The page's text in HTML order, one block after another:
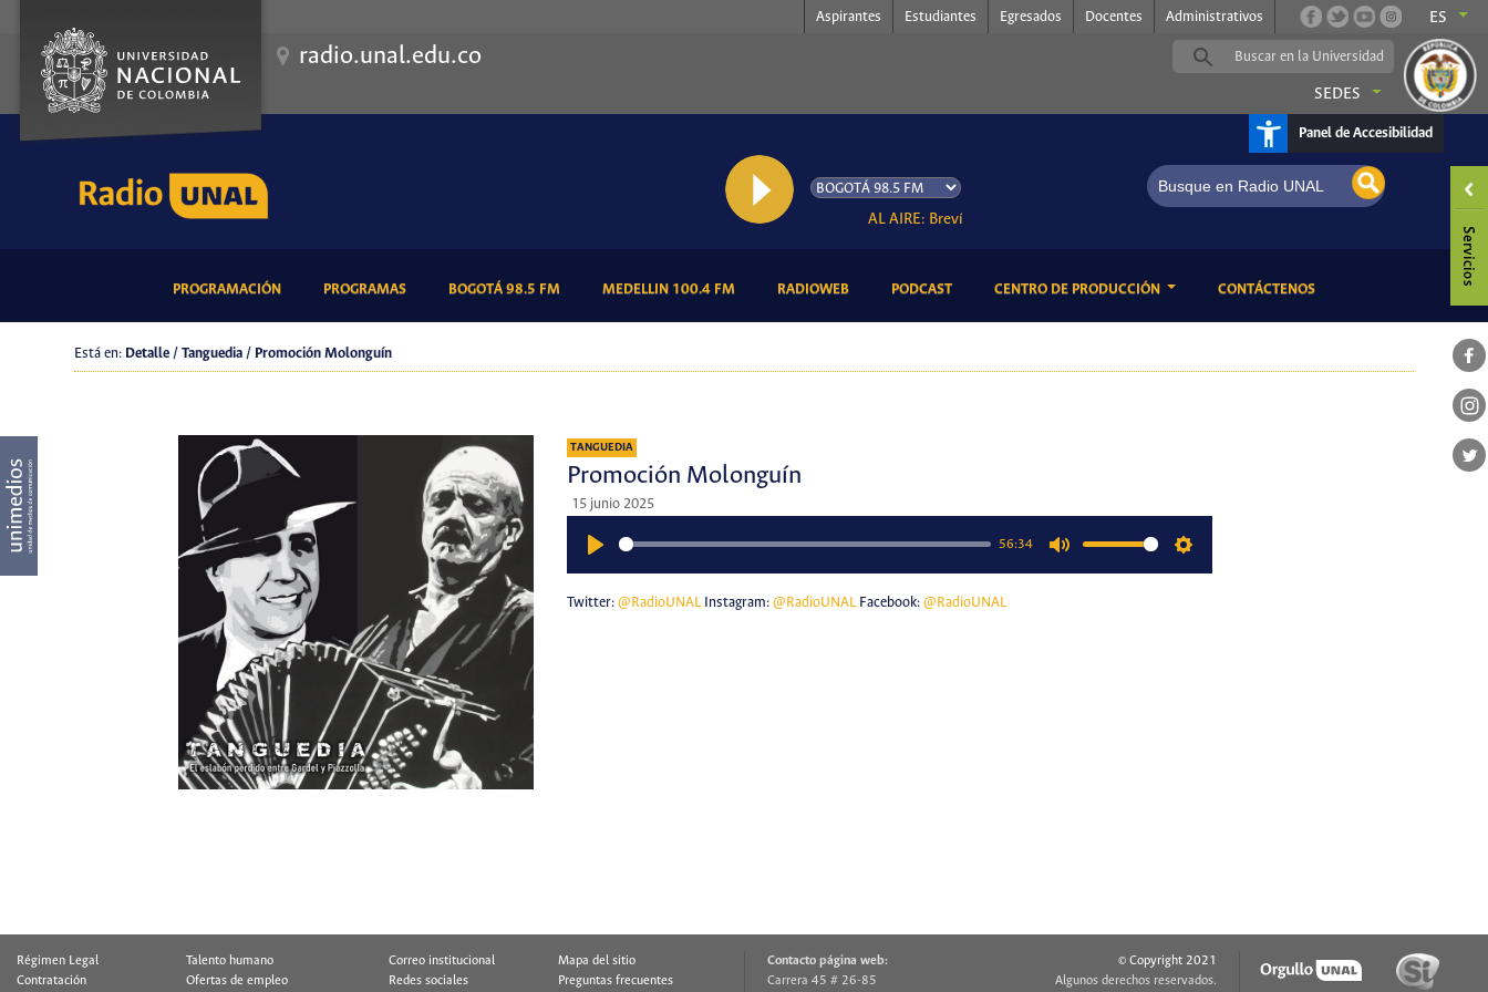
Aspirantes Estudiantes Egresados Docentes Administrativos ES
radio.unal.edu.co
SEDES
Panel de Accesibilidad
AL AIRE: Brevísimo
PROGRAMACIÓN(CURRENT)PROGRAMAS(CURRENT)BOGOTÁ 98.5 FM(CURRENT)MEDELLIN 100.4 FM(CURRENT)RADIOWEB(CURRENT)PODCAST(CURRENT)CENTRO DE PRODUCCIÓN CONTÁCTENOS(CURRENT)
Está en: Detalle / Tanguedia / Promoción Molonguín
TANGUEDIA
Promoción Molonguín
15 junio 2025
56:34
Twitter: @RadioUNALInstagram: @RadioUNALFacebook: @RadioUNAL
Régimen Legal
Talento humano
Contratación
Ofertas de empleo
Correo institucional
Mapa del sitio
Redes sociales
Preguntas frecuentes
Contacto página web:
Carrera 45 # 26-85
© Copyright 2021
Algunos derechos reservados.